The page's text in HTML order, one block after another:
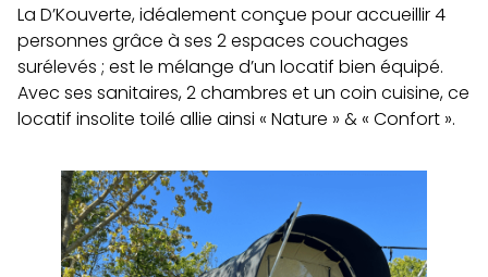
La D’Kouverte, idéalement conçue pour accueillir 4
personnes grâce à ses 2 espaces couchages
surélevés ; est le mélange d’un locatif bien équipé.
Avec ses sanitaires, 2 chambres et un coin cuisine, ce
locatif insolite toilé allie ainsi « Nature » & « Confort ».